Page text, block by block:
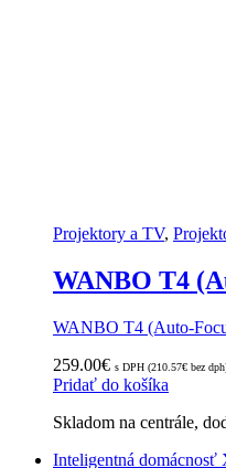
Projektory a TV,
WANBO T4
WANBO T4 (Auto-
259.00€ s DPH (210.57€ bez
Pridať do košíka
Skladom na centrále,
Inteligentná domácnosť